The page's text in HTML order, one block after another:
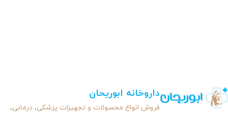
داروخانه ابوریحان
فروش انواع محصولات و تجهیزات پزشکی٬ درمانی٬